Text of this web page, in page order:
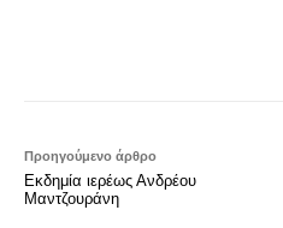
Προηγούμενο άρθρο
Εκδημία ιερέως Ανδρέου
Μαντζουράνη